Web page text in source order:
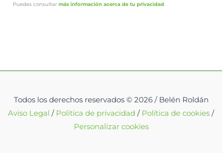
Puedes consultarmás información acerca de tu privacidad.
Todos los derechos reservados © 2026 / Belén Roldán
Aviso Legal / Política de privacidad / Política de cookies /
Personalizar cookies